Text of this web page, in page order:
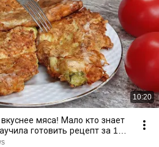
10:20
мяса! Мало кто знает
готовить рецепт за 15